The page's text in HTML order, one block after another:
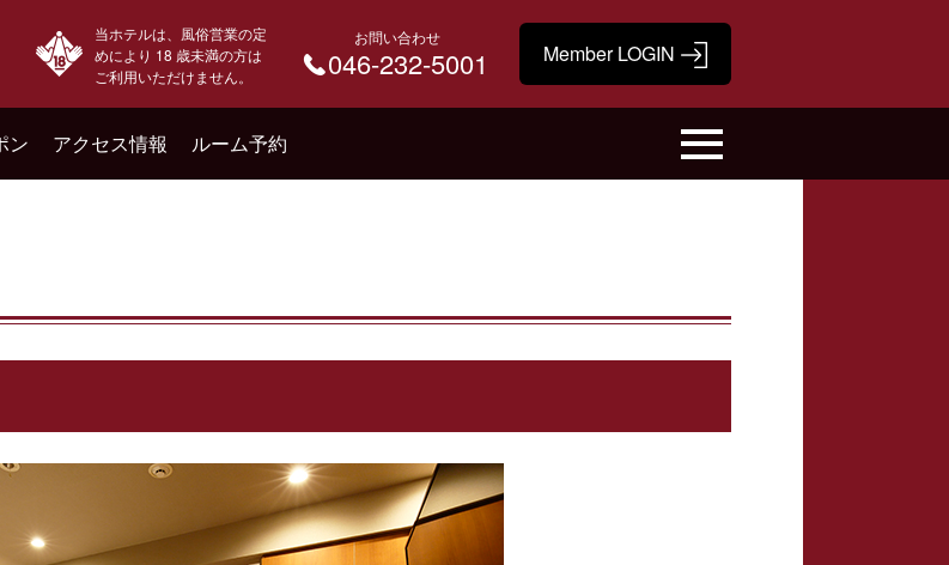
当ホテルは、風俗営業の定
めにより 18 歳未満の方は
ご利用いただけません。
お問い合わせ
046-232-5001
ン アクセス情報 ルーム予約